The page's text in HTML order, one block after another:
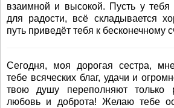
взаимной и высокой. Пусть у тебя
для радости, всё складывается
путь приведёт тебя к бесконечному
Сегодня, моя дорогая сестра,
тебе всяческих благ, удачи и
твою душу переполняют только
любовь и доброта! Желаю тебе